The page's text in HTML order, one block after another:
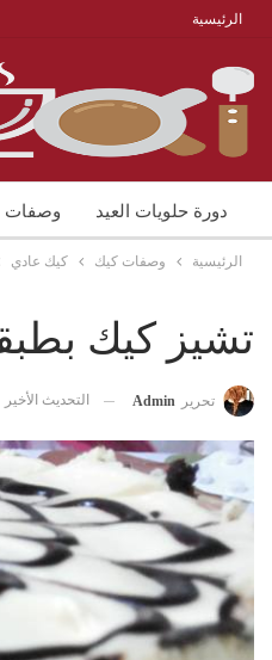
الرئيسية
دورة حلويات العيد وصفات
منوعات شوربات الرئيسية وصفات كيك كيك عادي
تشيز كيك
تحرير Admin التحديث الأخير